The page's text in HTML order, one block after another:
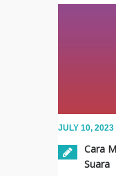
JULY 10, 2023
Cara
Suara